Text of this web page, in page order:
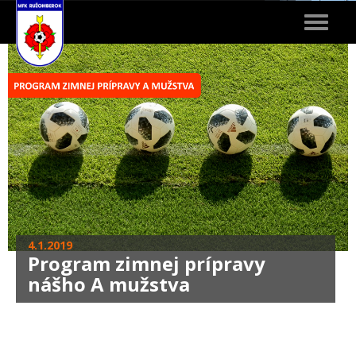
Toggle
4.1.2019
Program zimnej prípravy
nášho A mužstva